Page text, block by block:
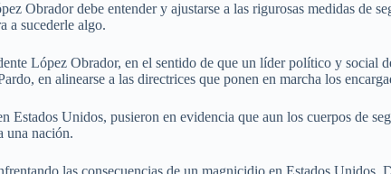
Obrador debe entender y ajustarse a las rigurosas medidas de
a sucederle algo.
López Obrador, en el sentido de que un líder político y
en alinearse a las directrices que ponen en marcha los
Estados Unidos, pusieron en evidencia que aun los cuerpos de
una nación.
las consecuencias de un magnicidio en Estados